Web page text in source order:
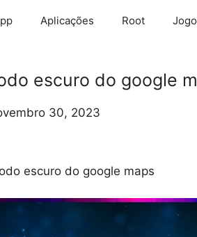
Aplicações Root
escuro do google
30, 2023
escuro do google maps